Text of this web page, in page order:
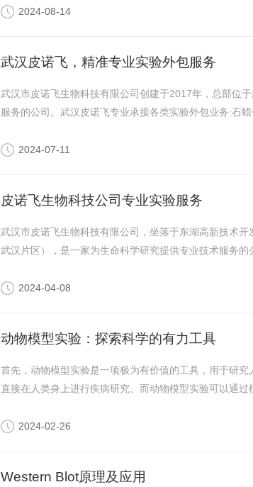
2024-08-14
武汉皮诺飞，精准专业实验外包服务
武汉市皮诺飞生物科技有限公司创建于2017年，总部位
服务的公司。武汉皮诺飞专业承接各类实验外包业务:石
2024-07-11
皮诺飞生物科技公司专业实验服务
武汉市皮诺飞生物科技有限公司，坐落于东湖高新技术
武汉片区），是一家为生命科学研究提供专业技术服务的
2024-04-08
动物模型实验：探索科学的有力工具
首先，动物模型实验是一项极为有价值的工具，用于研
直接在人类身上进行疾病研究。而动物模型实验可以通过
2024-02-26
Western Blot原理及应用